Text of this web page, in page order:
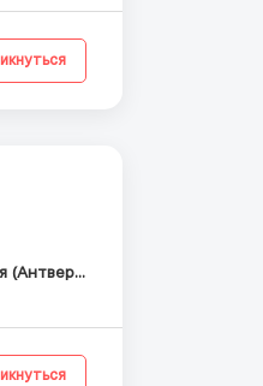
Бельгия (Антверпен)